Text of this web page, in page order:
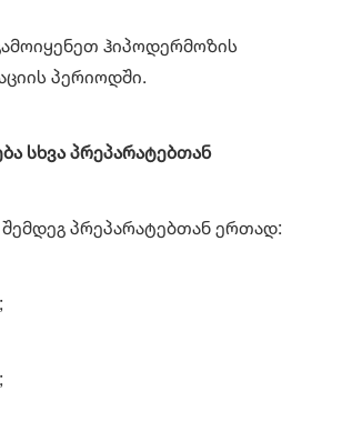
ჰიპოდერმოზის
პერიოდში.
სხვა პრეპარატებთან
პრეპარატებთან ერთად: